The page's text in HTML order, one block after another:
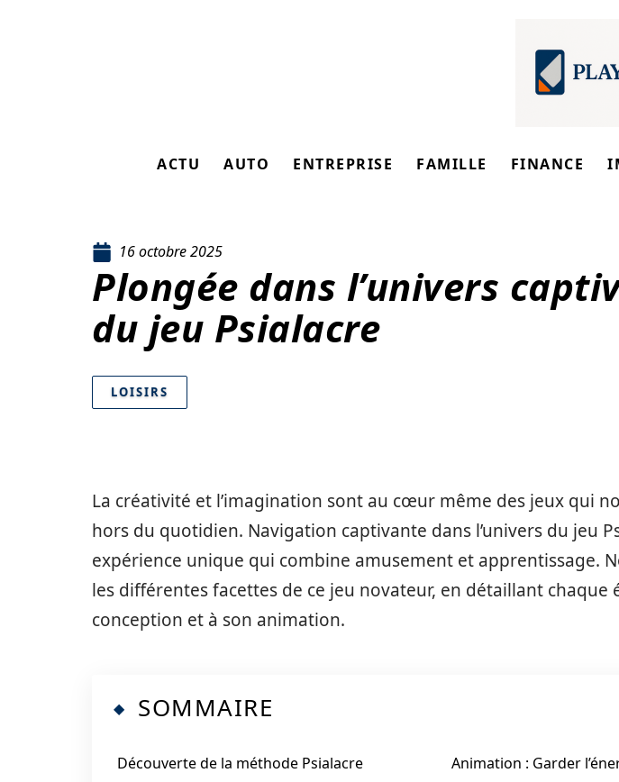
ACTU AUTO ENTREPRISE FAMILLE FINANCE
16 octobre 2025
Plongée dans l’univers
du jeu Psialacre
LOISIRS
La créativité et l’imagination sont au cœur même des jeux qui
hors du quotidien. Navigation captivante dans l’univers du jeu
expérience unique qui combine amusement et apprentissage.
les différentes facettes de ce jeu novateur, en détaillant chaque
conception et à son animation.
SOMMAIRE
Découverte de la méthode Psialacre
Animation : Garder